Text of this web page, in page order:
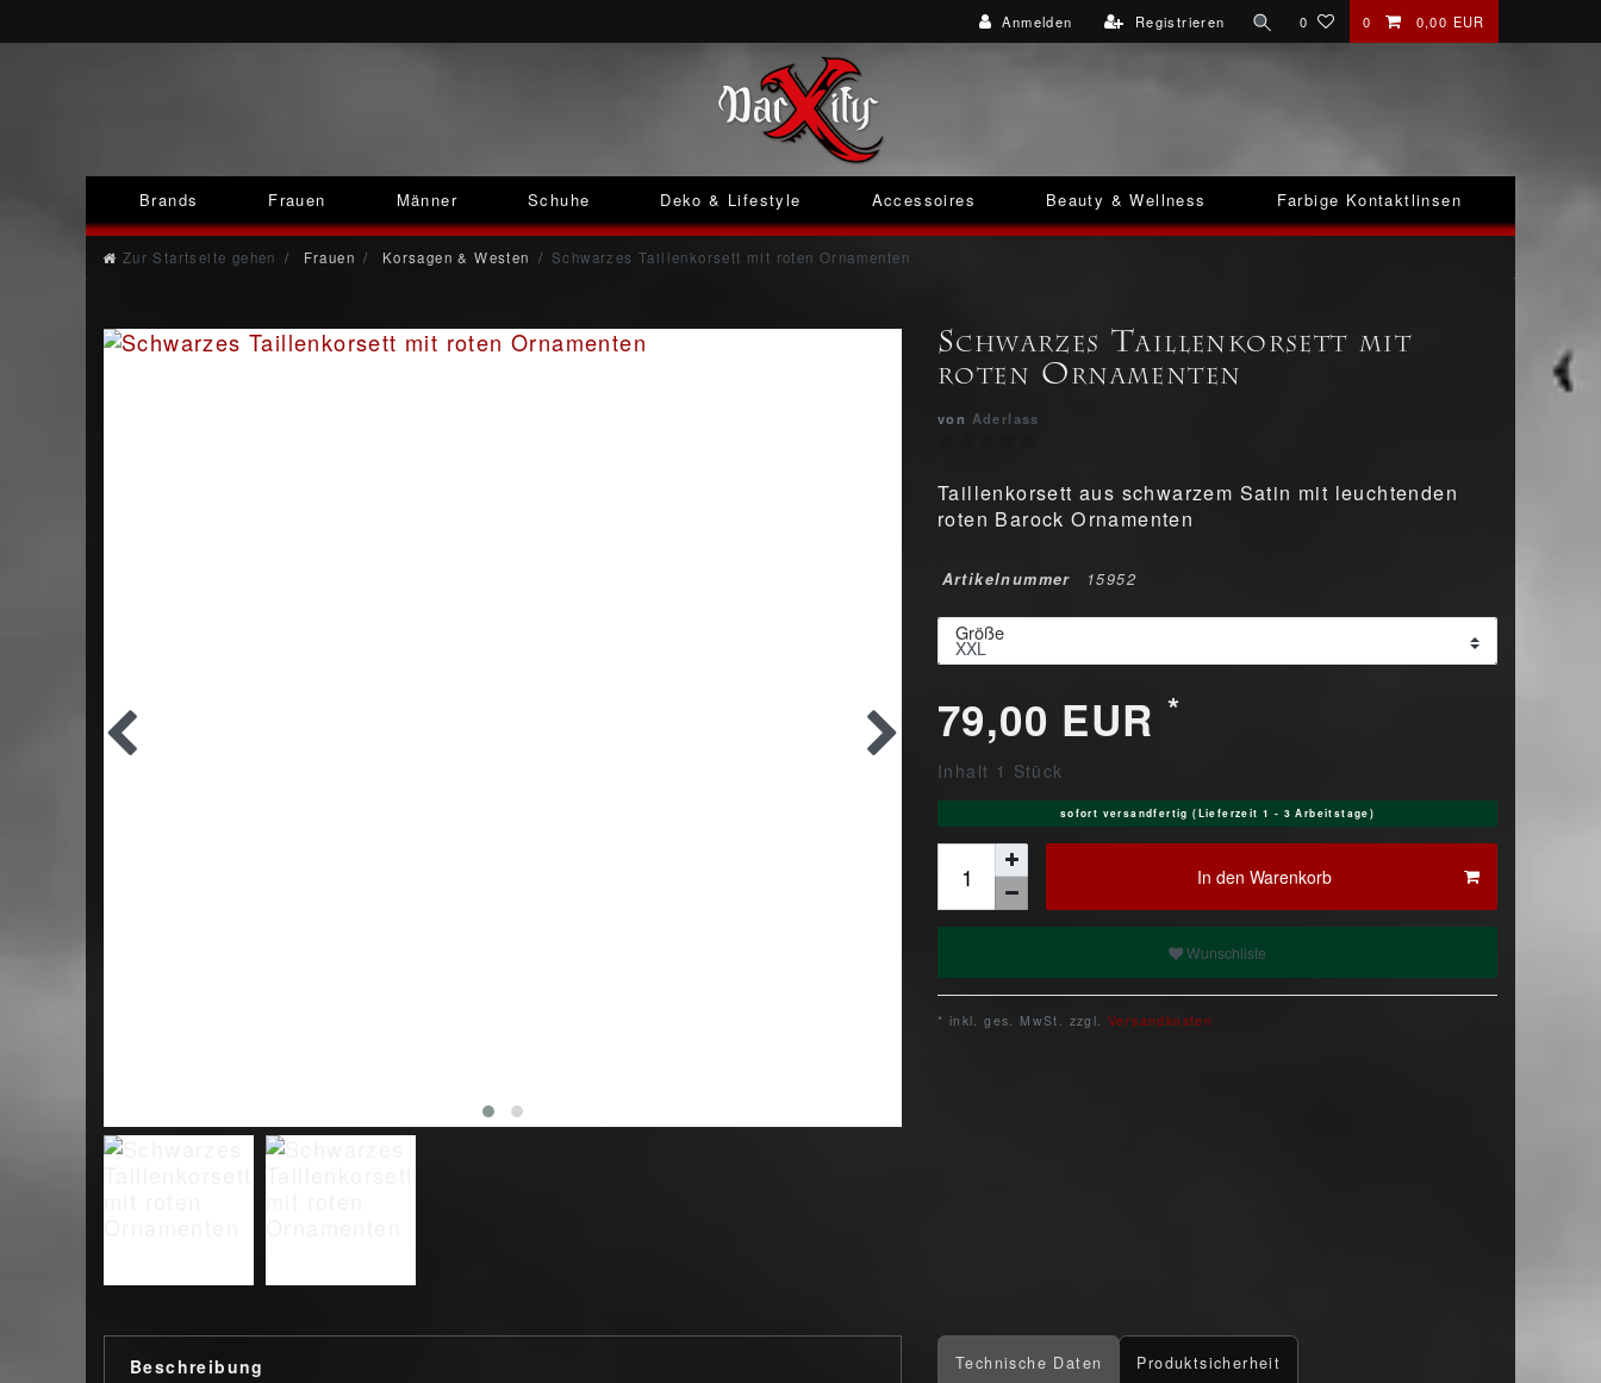
Anmelden Registrieren 0 0 0,00 EUR
Brands Frauen Männer Schuhe Deko & Lifestyle Accessoires Beauty & Wellness Farbige Kontaktlinsen
Zur Startseite gehen Frauen Korsagen & Westen Schwarzes Taillenkorsett mit roten Ornamenten
Schwarzes Taillenkorsett mit
roten Ornamenten
von Aderlass
Taillenkorsett aus schwarzem Satin mit leuchtenden
roten Barock Ornamenten
Artikelnummer 15952
Größe
79,00 EUR *
Inhalt 1 Stück
sofort versandfertig (Lieferzeit 1 - 3 Arbeitstage)
In den Warenkorb
Wunschliste
* inkl. ges. MwSt. zzgl. Versandkosten
Beschreibung
Technische Daten Produktsicherheit